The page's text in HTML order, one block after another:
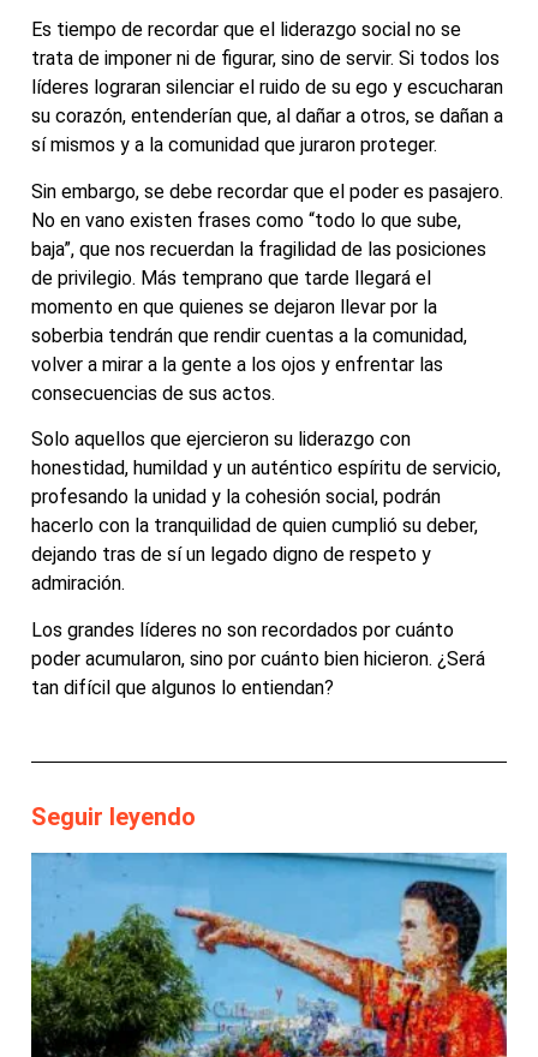
Es tiempo de recordar que el liderazgo social no se
trata de imponer ni de figurar, sino de servir. Si todos los
líderes lograran silenciar el ruido de su ego y escucharan
su corazón, entenderían que, al dañar a otros, se dañan a
sí mismos y a la comunidad que juraron proteger.
Sin embargo, se debe recordar que el poder es pasajero.
No en vano existen frases como “todo lo que sube,
baja”, que nos recuerdan la fragilidad de las posiciones
de privilegio. Más temprano que tarde llegará el
momento en que quienes se dejaron llevar por la
soberbia tendrán que rendir cuentas a la comunidad,
volver a mirar a la gente a los ojos y enfrentar las
consecuencias de sus actos.
Solo aquellos que ejercieron su liderazgo con
honestidad, humildad y un auténtico espíritu de servicio,
profesando la unidad y la cohesión social, podrán
hacerlo con la tranquilidad de quien cumplió su deber,
dejando tras de sí un legado digno de respeto y
admiración.
Los grandes líderes no son recordados por cuánto
poder acumularon, sino por cuánto bien hicieron. ¿Será
tan difícil que algunos lo entiendan?
Seguir leyendo